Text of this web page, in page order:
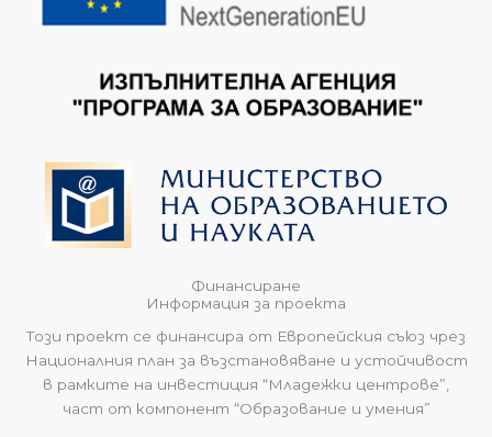
Финансиране
Информация за проекта
Този проект се финансира от Европейския съюз чрез
Националния план за възстановяване и устойчивост
в рамките на инвестиция “Младежки центрове”,
част от компонент “Образование и умения”